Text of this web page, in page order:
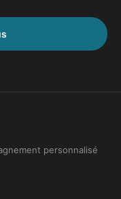
personnalisé